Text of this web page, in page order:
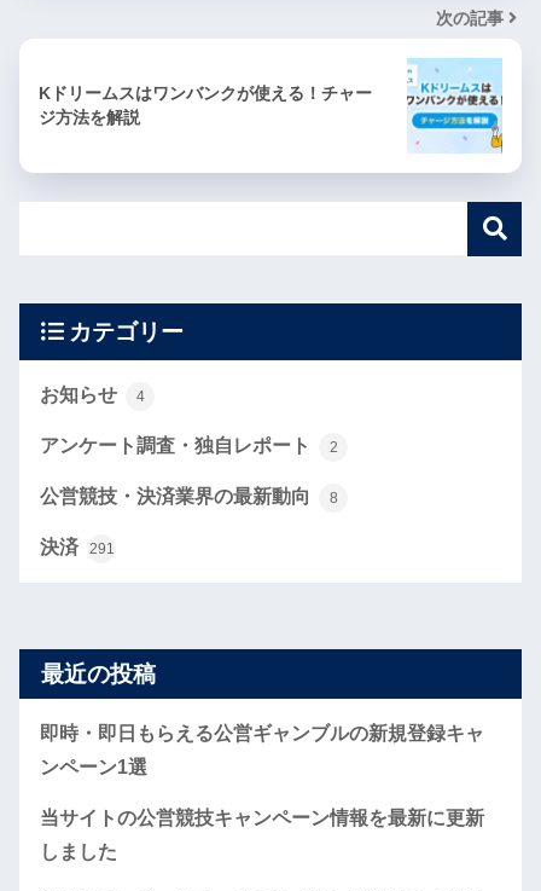
次の記事
Kドリームスはワンバンクが使える！チャー
ジ方法を解説
カテゴリー
お知らせ 4
アンケート調査・独自レポート 2
公営競技・決済業界の最新動向 8
決済 291
最近の投稿
即時・即日もらえる公営ギャンブルの新規登録キャ
ンペーン1選
当サイトの公営競技キャンペーン情報を最新に更新
しました